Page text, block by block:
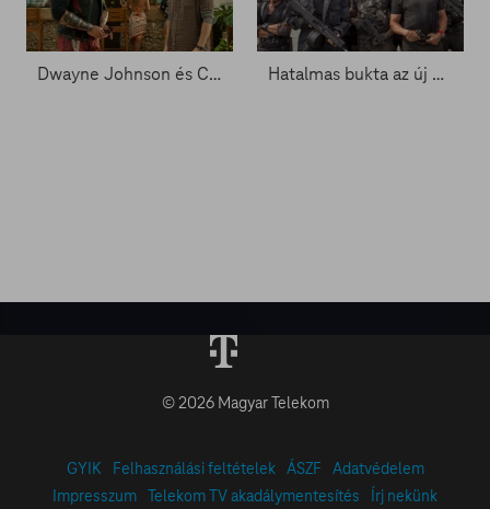
Dwayne Johnson és Chris Evans megmenti a Télapót - Zacc nélkül 1880. Hatalmas bukta az új Feláldozhatók- Zacc nélkül 1762.
© 2026 Magyar Telekom
GYIK Felhasználási feltételek ÁSZF
Adatvédelem
Impresszum Telekom TV akadálymentesítés Írj nekünk